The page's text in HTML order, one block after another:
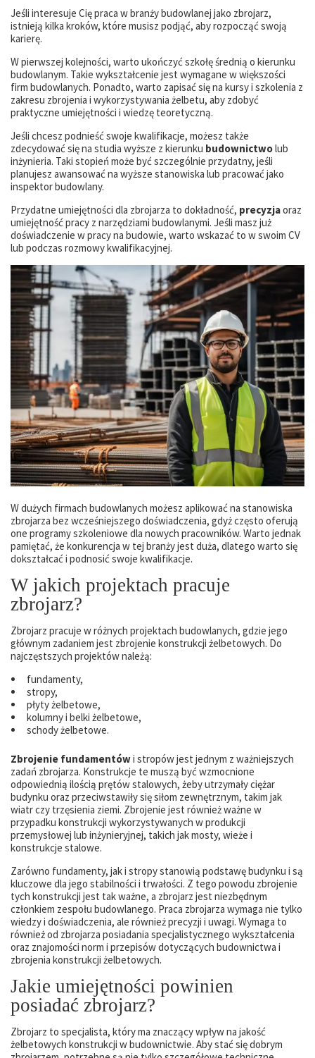
Jeśli interesuje Cię praca w branży budowlanej jako zbrojarz,
istnieją kilka kroków, które musisz podjąć, aby rozpocząć swoją
karierę.
W pierwszej kolejności, warto ukończyć szkołę średnią o kierunku
budowlanym. Takie wykształcenie jest wymagane w większości
firm budowlanych. Ponadto, warto zapisać się na kursy i szkolenia z
zakresu zbrojenia i wykorzystywania żelbetu, aby zdobyć
praktyczne umiejętności i wiedzę teoretyczną.
Jeśli chcesz podnieść swoje kwalifikacje, możesz także
zdecydować się na studia wyższe z kierunku budownictwolub
inżynieria. Taki stopień może być szczególnie przydatny, jeśli
planujesz awansować na wyższe stanowiska lub pracować jako
inspektor budowlany.
Przydatne umiejętności dla zbrojarza to dokładność, precyzjaoraz
umiejętność pracy z narzędziami budowlanymi. Jeśli masz już
doświadczenie w pracy na budowie, warto wskazać to w swoim CV
lub podczas rozmowy kwalifikacyjnej.
W dużych firmach budowlanych możesz aplikować na stanowiska
zbrojarza bez wcześniejszego doświadczenia, gdyż często oferują
one programy szkoleniowe dla nowych pracowników. Warto jednak
pamiętać, że konkurencja w tej branży jest duża, dlatego warto się
dokształcać i podnosić swoje kwalifikacje.
W jakich projektach pracuje
zbrojarz?
Zbrojarz pracuje w różnych projektach budowlanych, gdzie jego
głównym zadaniem jest zbrojenie konstrukcji żelbetowych. Do
najczęstszych projektów należą:
fundamenty,
stropy,
płyty żelbetowe,
kolumny i belki żelbetowe,
schody żelbetowe.
Zbrojenie fundamentówi stropów jest jednym z ważniejszych
zadań zbrojarza. Konstrukcje te muszą być wzmocnione
odpowiednią ilością prętów stalowych, żeby utrzymały ciężar
budynku oraz przeciwstawiły się siłom zewnętrznym, takim jak
wiatr czy trzęsienia ziemi. Zbrojenie jest również ważne w
przypadku konstrukcji wykorzystywanych w produkcji
przemysłowej lub inżynieryjnej, takich jak mosty, wieże i
konstrukcje stalowe.
Zarówno fundamenty, jak i stropy stanowią podstawę budynku i są
kluczowe dla jego stabilności i trwałości. Z tego powodu zbrojenie
tych konstrukcji jest tak ważne, a zbrojarz jest niezbędnym
członkiem zespołu budowlanego. Praca zbrojarza wymaga nie tylko
wiedzy i doświadczenia, ale również precyzji i uwagi. Wymaga to
również od zbrojarza posiadania specjalistycznego wykształcenia
oraz znajomości norm i przepisów dotyczących budownictwa i
zbrojenia konstrukcji żelbetowych.
Jakie umiejętności powinien
posiadać zbrojarz?
Zbrojarz to specjalista, który ma znaczący wpływ na jakość
żelbetowych konstrukcji w budownictwie. Aby stać się dobrym